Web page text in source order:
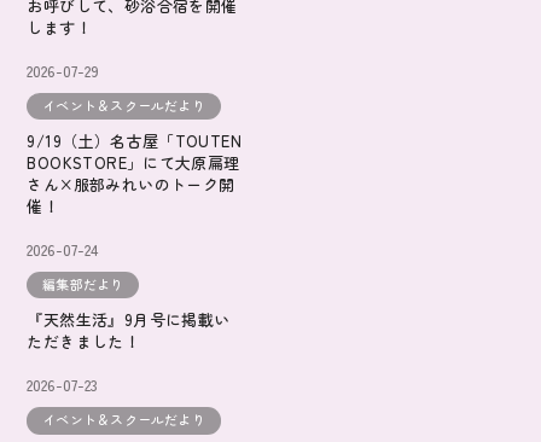
お呼びして、砂浴合宿を開催
します！
2026-07-29
イベント＆スクールだより
9/19（土）名古屋「TOUTEN
BOOKSTORE」にて大原扁理
さん×服部みれいのトーク開
催！
2026-07-24
編集部だより
『天然生活』9月号に掲載い
ただきました！
2026-07-23
イベント＆スクールだより